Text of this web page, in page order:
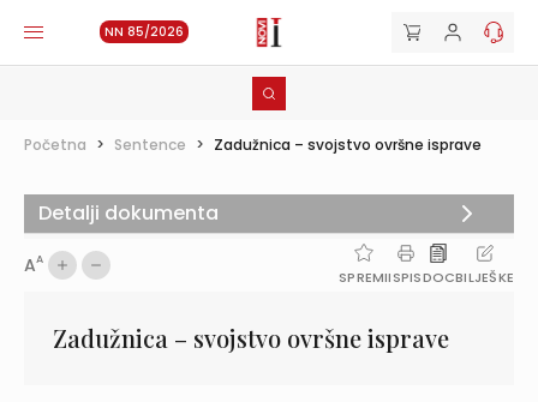
NN 85/2026
Početna > Sentence > Zadužnica – svojstvo ovršne isprave
AA
SPREMIISPISDOCBILJEŠKE
Zadužnica – svojstvo ovršne isprave
Detalji dokumenta